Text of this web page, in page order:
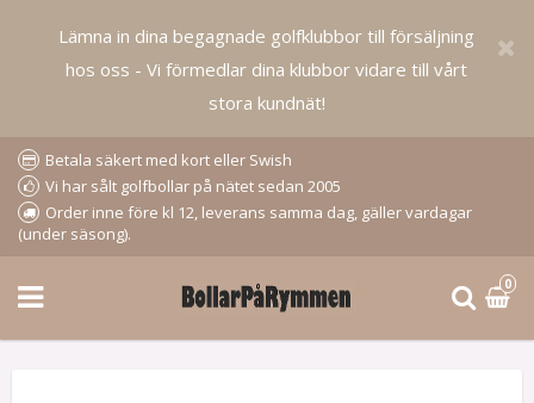
Lämna in dina begagnade golfklubbor till försäljning
hos oss - Vi förmedlar dina klubbor vidare till vårt
stora kundnät!
Betala säkert med kort eller Swish
Vi har sålt golfbollar på nätet sedan 2005
Order inne före kl 12, leverans samma dag, gäller vardagar
(under säsong).
0